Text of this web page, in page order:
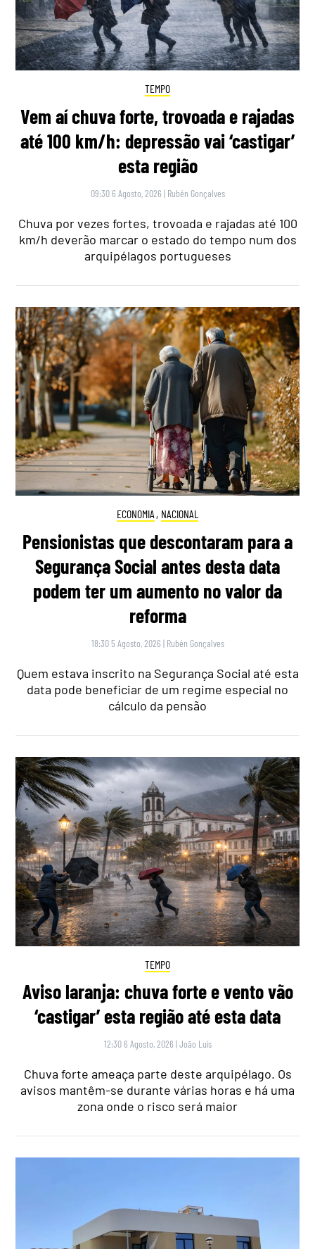
TEMPO
Vem aí chuva forte, trovoada e rajadas
até 100 km/h: depressão vai ‘castigar’
esta região
09:30 6 Agosto, 2026 | Rubén Gonçalves
Chuva por vezes fortes, trovoada e rajadas até 100
km/h deverão marcar o estado do tempo num dos
arquipélagos portugueses
ECONOMIA , NACIONAL
Pensionistas que descontaram para a
Segurança Social antes desta data
podem ter um aumento no valor da
reforma
18:30 5 Agosto, 2026 | Rubén Gonçalves
Quem estava inscrito na Segurança Social até esta
data pode beneficiar de um regime especial no
cálculo da pensão
TEMPO
Aviso laranja: chuva forte e vento vão
‘castigar’ esta região até esta data
12:30 6 Agosto, 2026 |João Luís
Chuva forte ameaça parte deste arquipélago. Os
avisos mantêm-se durante várias horas e há uma
zona onde o risco será maior